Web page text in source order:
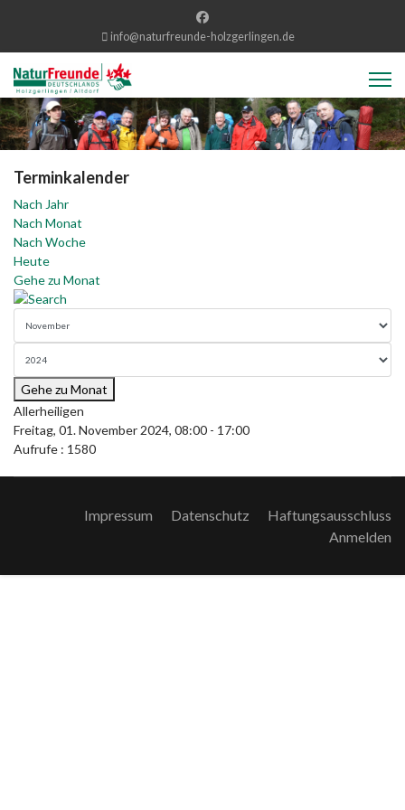
info@naturfreunde-holzgerlingen.de
Terminkalender
Nach Jahr
Nach Monat
Nach Woche
Heute
Gehe zu Monat
Gehe zu Monat
Allerheiligen
Freitag, 01. November 2024, 08:00 - 17:00
Aufrufe : 1580
Impressum Datenschutz
Haftungsausschluss
Anmelden